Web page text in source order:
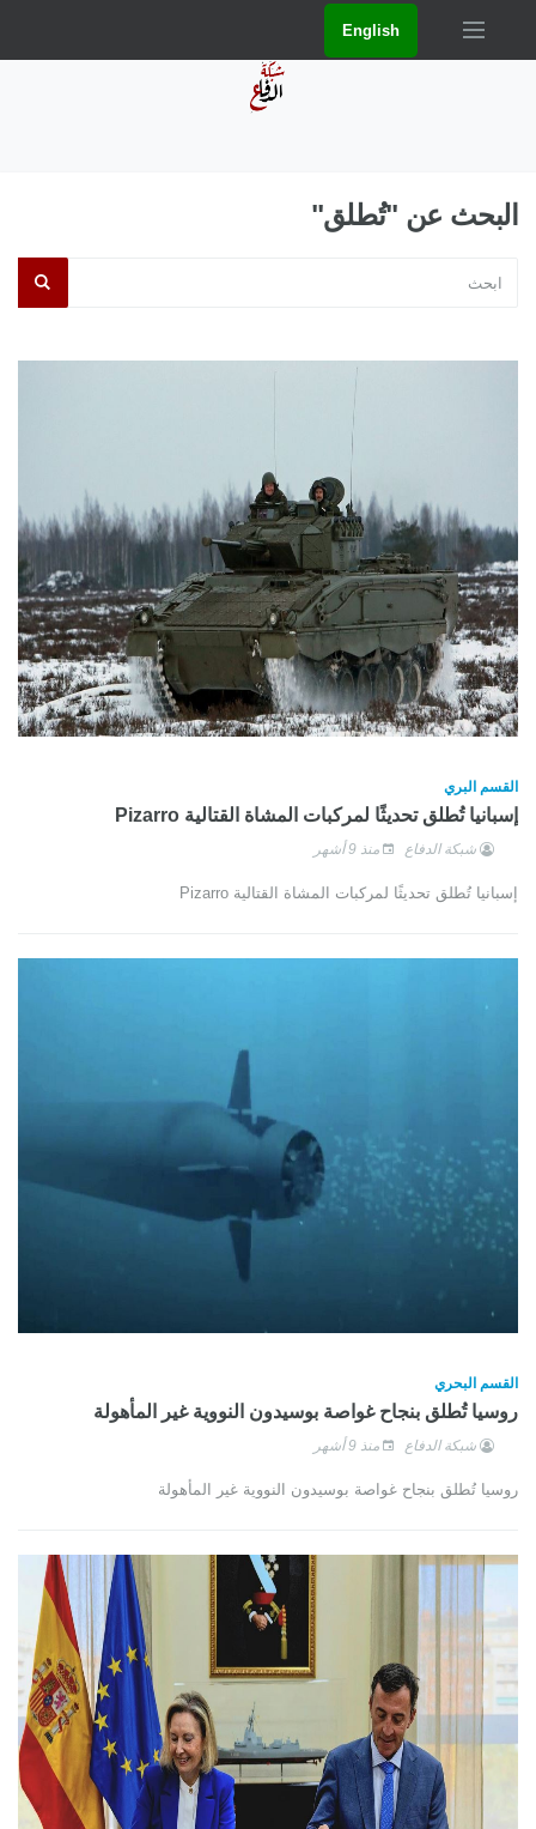
English
البحث عن "تُطلق"
القسم البري
إسبانيا تُطلق تحديثًا لمركبات المشاة القتالية Pizarro
شبكة الدفاع منذ 9 أشهر
إسبانيا تُطلق تحديثًا لمركبات المشاة القتالية Pizarro
القسم البحري
روسيا تُطلق بنجاح غواصة بوسيدون النووية غير المأهولة
شبكة الدفاع منذ 9 أشهر
روسيا تُطلق بنجاح غواصة بوسيدون النووية غير المأهولة